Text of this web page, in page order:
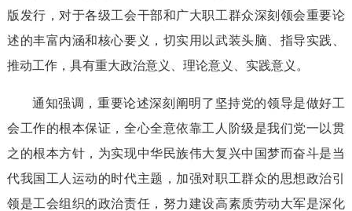
版发行，对于各级工会干部和广大职工群众深刻领会重要论
述的丰富内涵和核心要义，切实用以武装头脑、指导实践、
推动工作，具有重大政治意义、理论意义、实践意义。
通知强调，重要论述深刻阐明了坚持党的领导是做好工
会工作的根本保证，全心全意依靠工人阶级是我们党一以贯
之的根本方针，为实现中华民族伟大复兴中国梦而奋斗是当
代我国工人运动的时代主题，加强对职工群众的思想政治引
领是工会组织的政治责任，努力建设高素质劳动大军是深化